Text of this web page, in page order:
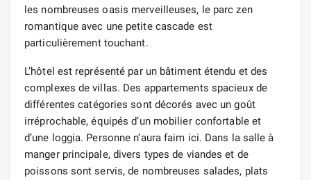
les nombreuses oasis merveilleuses, le parc zen
romantique avec une petite cascade est
particulièrement touchant.
L’hôtel est représenté par un bâtiment étendu et des
complexes de villas. Des appartements spacieux de
différentes catégories sont décorés avec un goût
irréprochable, équipés d’un mobilier confortable et
d’une loggia. Personne n’aura faim ici. Dans la salle à
manger principale, divers types de viandes et de
poissons sont servis, de nombreuses salades, plats